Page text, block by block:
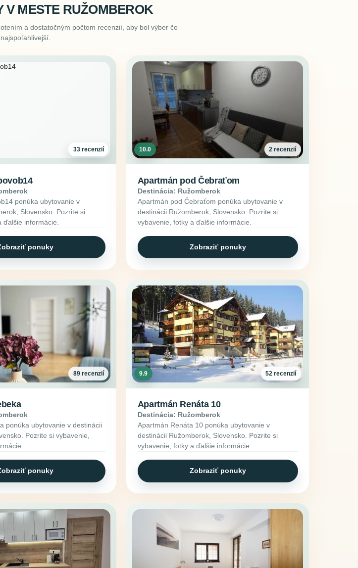
V MESTE RUŽOMBEROK
a dostatočným počtom recenzií, aby bol výber čo
najspoľahlivejší.
33 recenzií
ponúka ubytovanie v
Slovensko. Pozrite si
ďalšie informácie.
ponuky
10.0 2 recenzií
Apartmán pod Čebraťom
Destinácia: Ružomberok
Apartmán pod Čebraťom ponúka ubytovanie v
destinácii Ružomberok, Slovensko. Pozrite si
vybavenie, fotky a ďalšie informácie.
Zobraziť ponuky
89 recenzií
ponúka ubytovanie v destinácii
Pozrite si vybavenie,
ponuky
9.9 52 recenzií
Apartmán Renáta 10
Destinácia: Ružomberok
Apartmán Renáta 10 ponúka ubytovanie v
destinácii Ružomberok, Slovensko. Pozrite si
vybavenie, fotky a ďalšie informácie.
Zobraziť ponuky